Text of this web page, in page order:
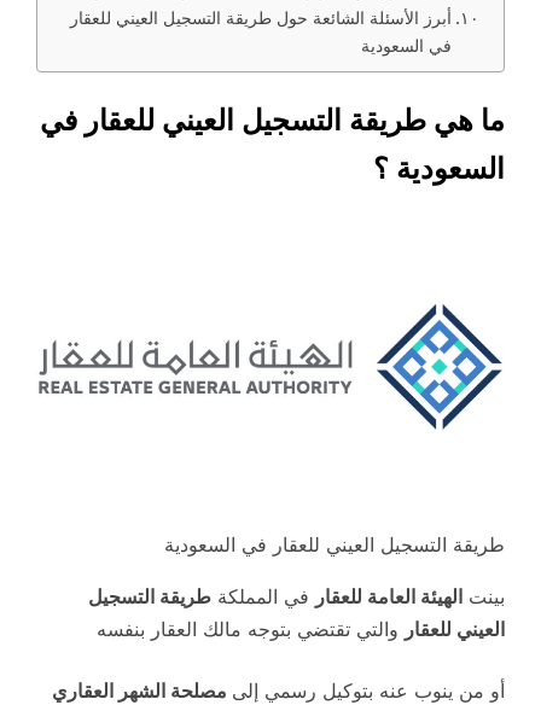
أبرز الأسئلة الشائعة حول طريقة التسجيل العيني للعقار
في السعودية
ما هي طريقة التسجيل العيني للعقار في
السعودية ؟
طريقة التسجيل العيني للعقار في السعودية
بينت الهيئة العامة للعقار في المملكة طريقة التسجيل
العيني للعقار والتي تقتضي بتوجه مالك العقار بنفسه
أو من ينوب عنه بتوكيل رسمي إلى مصلحة الشهر العقاري